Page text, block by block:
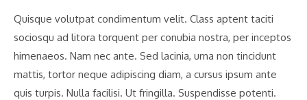
Quisque volutpat condimentum velit. Class aptent taciti
sociosqu ad litora torquent per conubia nostra, per inceptos
himenaeos. Nam nec ante. Sed lacinia, urna non tincidunt
mattis, tortor neque adipiscing diam, a cursus ipsum ante
quis turpis. Nulla facilisi. Ut fringilla. Suspendisse potenti.